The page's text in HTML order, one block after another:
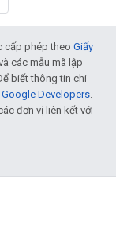
cấp phép theo Giấy
các mẫu mã lập
biết thông tin chi
Developers.
đơn vị liên kết với